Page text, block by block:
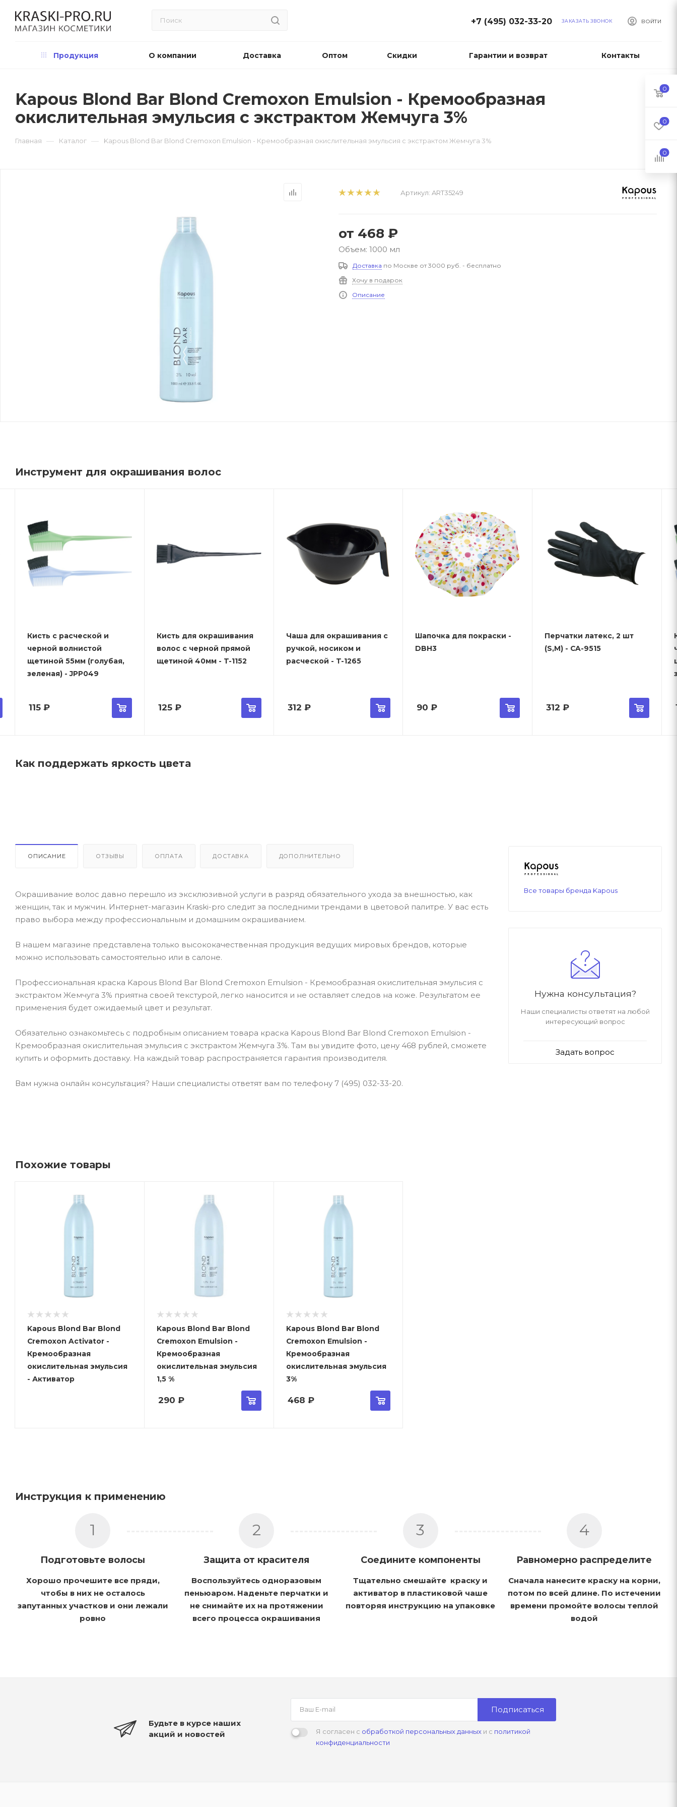
ВОЙТИ
+7 (495) 032-33-20 ЗАКАЗАТЬ ЗВОНОК
Продукция О компании Доставка Оптом Скидки Гарантии и возврат Контакты
Kapous Blond Bar Blond Cremoxon Emulsion - Кремообразная
окислительная эмульсия с экстрактом Жемчуга 3%
Главная — Каталог — Kapous Blond Bar Blond Cremoxon Emulsion - Кремообразная окислительная эмульсия с экстрактом Жемчуга 3%
Артикул: ART35249
от 468 ₽
Объем: 1000 мл
Доставка по Москве от 3000 руб. - бесплатно
Хочу в подарок
Описание
Инструмент для окрашивания волос
Кисть с расческой и
черной волнистой
щетиной 55мм (голубая,
зеленая) - JPP049
115₽
Кисть для окрашивания
волос с черной прямой
щетиной 40мм - T-1152
125₽
Чаша для окрашивания с
ручкой, носиком и
расческой - T-1265
312 ₽
Шапочка для покраски -
DBH3
90 ₽
Перчатки латекс, 2 шт
(S,M) - CA-9515
312 ₽
Как поддержать яркость цвета
ОПИСАНИЕ ОТЗЫВЫ ОПЛАТА ДОСТАВКА ДОПОЛНИТЕЛЬНО
Окрашивание волос давно перешло из эксклюзивной услуги в разряд обязательного ухода за внешностью, как
женщин, так и мужчин. Интернет-магазин Kraski-pro следит за последними трендами в цветовой палитре. У вас есть
право выбора между профессиональным и домашним окрашиванием.
В нашем магазине представлена только высококачественная продукция ведущих мировых брендов, которые
можно использовать самостоятельно или в салоне.
Профессиональная краска Kapous Blond Bar Blond Cremoxon Emulsion - Кремообразная окислительная эмульсия с
экстрактом Жемчуга 3% приятна своей текстурой, легко наносится и не оставляет следов на коже. Результатом ее
применения будет ожидаемый цвет и результат.
Обязательно ознакомьтесь с подробным описанием товара краска Kapous Blond Bar Blond Cremoxon Emulsion -
Кремообразная окислительная эмульсия с экстрактом Жемчуга 3%. Там вы увидите фото, цену 468 рублей, сможете
купить и оформить доставку. На каждый товар распространяется гарантия производителя.
Вам нужна онлайн консультация? Наши специалисты ответят вам по телефону 7 (495) 032-33-20.
Все товары бренда Kapous
Нужна консультация?
Наши специалисты ответят на любой
интересующий вопрос
Задать вопрос
Похожие товары
Kapous Blond Bar Blond
Cremoxon Activator -
Кремообразная
окислительная эмульсия
- Активатор
Kapous Blond Bar Blond
Cremoxon Emulsion -
Кремообразная
окислительная эмульсия
1,5 %
290 ₽
Kapous Blond Bar Blond
Cremoxon Emulsion -
Кремообразная
окислительная эмульсия
3%
468 ₽
Инструкция к применению
1
Подготовьте волосы
Хорошо прочешите все пряди,
чтобы в них не осталось
запутанных участков и они лежали
ровно
2
Защита от красителя
Воспользуйтесь одноразовым
пеньюаром. Наденьте перчатки и
не снимайте их на протяжении
всего процесса окрашивания
3
Соедините компоненты
Тщательно смешайте краску и
активатор в пластиковой чаше
повторяя инструкцию на упаковке
4
Равномерно распределите
Сначала нанесите краску на корни,
потом по всей длине. По истечении
времени промойте волосы теплой
водой
Будьте в курсе наших
акций и новостей
Подписаться
Я согласен с обработкой персональных данныхи с политикой
конфиденциальности
0
0
0